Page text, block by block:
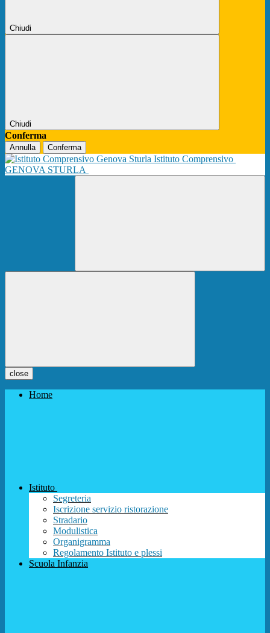
Chiudi
Chiudi
Conferma
Annulla Conferma
Istituto Comprensivo
GENOVA STURLA
close
Home
Istituto
Segreteria
Iscrizione servizio ristorazione
Stradario
Modulistica
Organigramma
Regolamento Istituto e plessi
Scuola Infanzia